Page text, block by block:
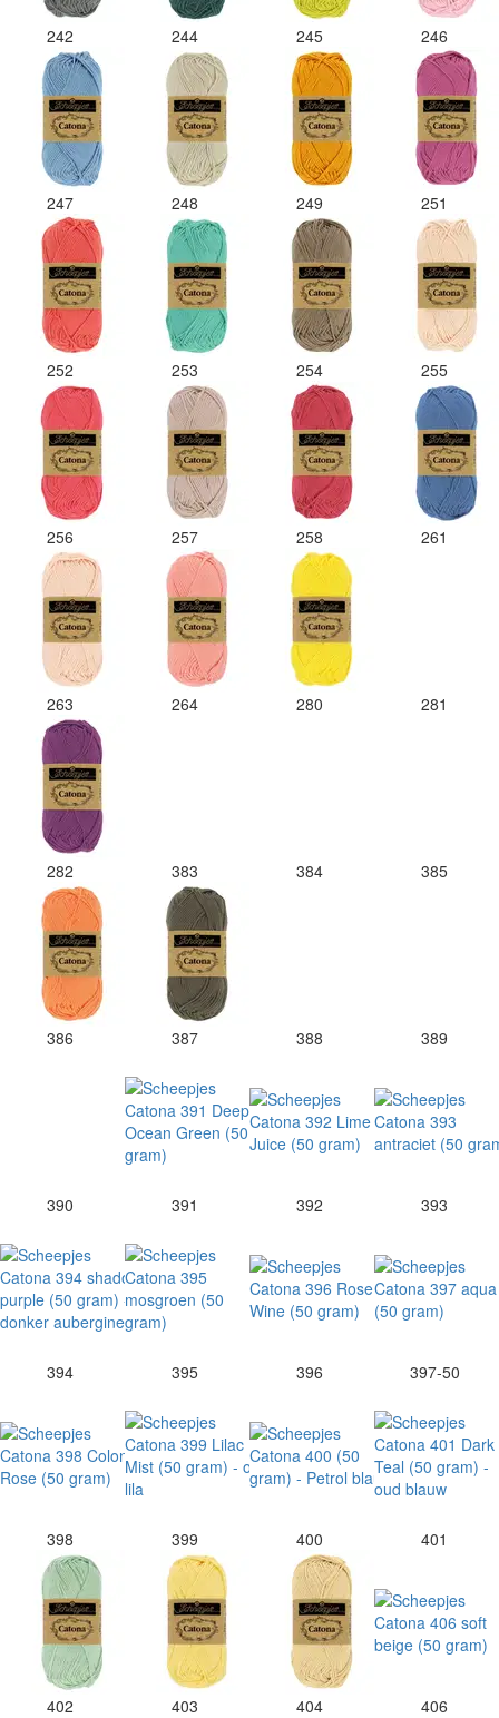
242 244 245 246
247 248 249 251
252 253 254 255
256 257 258 261
263 264 280 281
282 383 384 385
386 387 388 389
390 391 392 393
394 395 396 397-50
398 399 400 401
402 403 404 406